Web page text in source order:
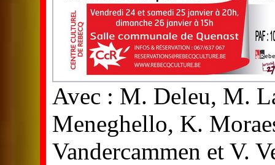
Avec : M. Deleu, M.
Meneghello, K.
Vandercammen et V.